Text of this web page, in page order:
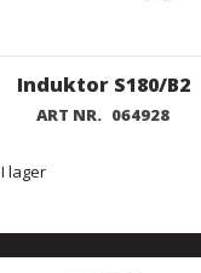
Induktor S180/B2
ART NR. 064928
I lager